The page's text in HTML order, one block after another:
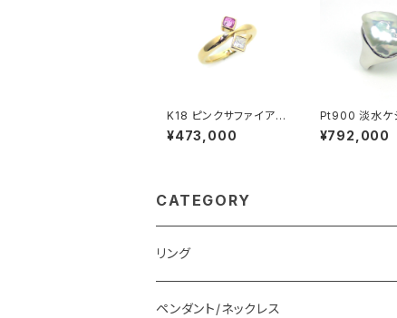
K18 ピンクサファイア
ダイヤモンド リング
¥473,000
Pt900 淡水ケ
リング
¥792,000
CATEGORY
リング
ペンダント/ネックレス